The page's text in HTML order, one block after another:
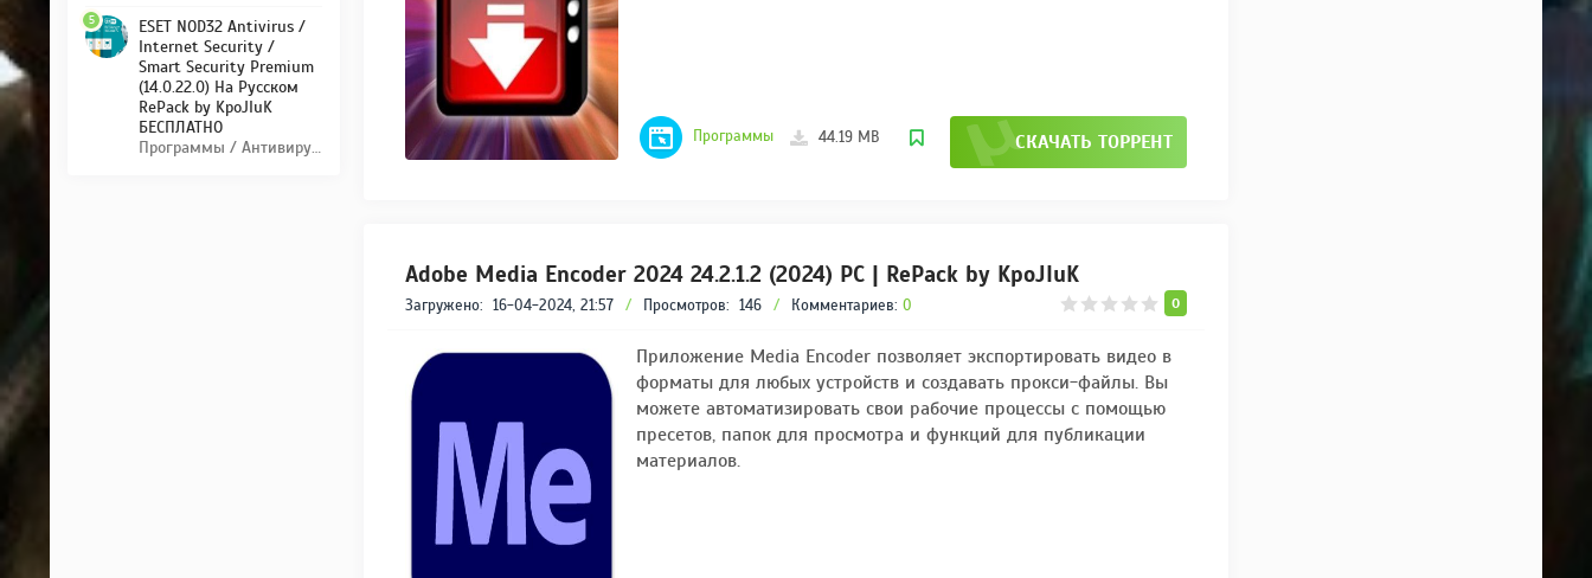
СКАЧАТЬ ТОРРЕНТ
44.19 MB
Программы
Adobe Media Encoder 2024 24.2.1.2 (2024) PC | RePack by KpoJIuK
0
Загружено: 16-04-2024, 21:57 / Просмотров: 146 / Комментариев: 0
Приложение Media Encoder позволяет экспортировать видео в
форматы для любых устройств и создавать прокси-файлы. Вы
можете автоматизировать свои рабочие процессы с помощью
пресетов, папок для просмотра и функций для публикации
материалов.
ESET NOD32 Antivirus /
Internet Security /
Smart Security Premium
(14.0.22.0) На Русском
RePack by KpoJIuK
БЕСПЛАТНО
Программы / Антивирусы
5